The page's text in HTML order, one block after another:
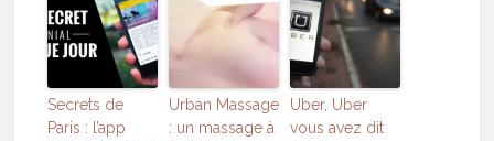
Secrets de
Paris : l’app
Urban Massage
: un massage à
Uber, Uber
vous avez dit